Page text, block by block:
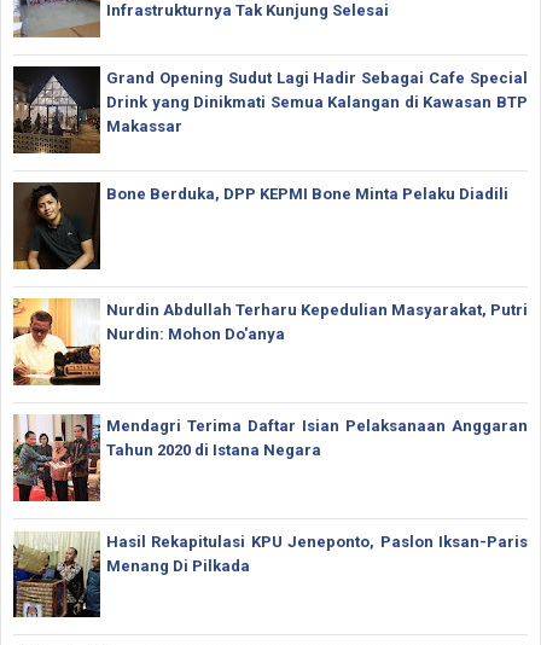
Infrastrukturnya Tak Kunjung Selesai
Grand Opening Sudut Lagi Hadir Sebagai Cafe Special
Drink yang Dinikmati Semua Kalangan di Kawasan BTP
Makassar
Bone Berduka, DPP KEPMI Bone Minta Pelaku Diadili
Nurdin Abdullah Terharu Kepedulian Masyarakat, Putri
Nurdin: Mohon Do'anya
Mendagri Terima Daftar Isian Pelaksanaan Anggaran
Tahun 2020 di Istana Negara
Hasil Rekapitulasi KPU Jeneponto, Paslon Iksan-Paris
Menang Di Pilkada